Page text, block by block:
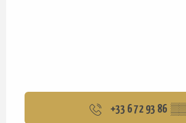
+33 6 72 93 86 ▒▒